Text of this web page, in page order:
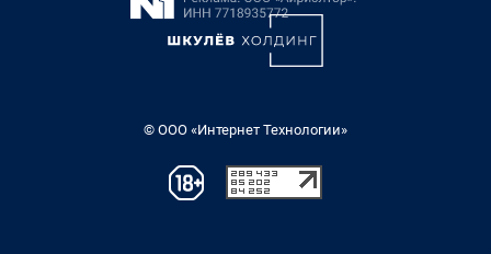
© ООО «Интернет Технологии»